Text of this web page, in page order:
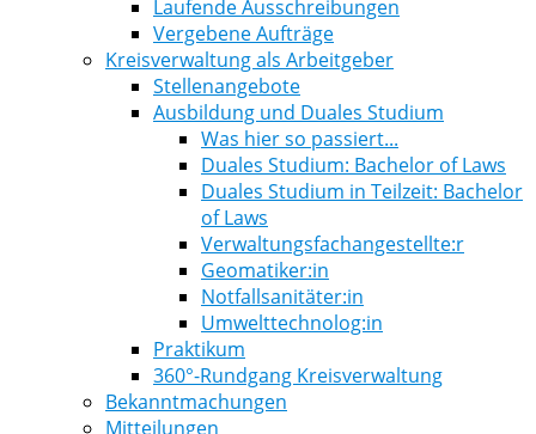
Laufende Ausschreibungen
Vergebene Aufträge
Kreisverwaltung als Arbeitgeber
Stellenangebote
Ausbildung und Duales Studium
Was hier so passiert...
Duales Studium: Bachelor of Laws
Duales Studium in Teilzeit: Bachelor
of Laws
Verwaltungsfachangestellte:r
Geomatiker:in
Notfallsanitäter:in
Umwelttechnolog:in
Praktikum
360°-Rundgang Kreisverwaltung
Bekanntmachungen
Mitteilungen